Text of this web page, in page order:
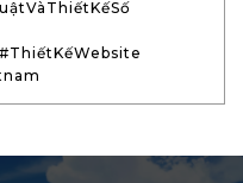
#ThiếtKếWebsite